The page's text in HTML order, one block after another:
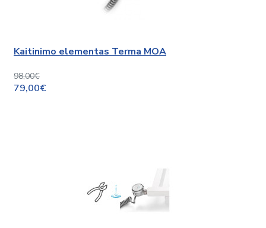
Kaitinimo elementas Terma MOA
98,00€
79,00€